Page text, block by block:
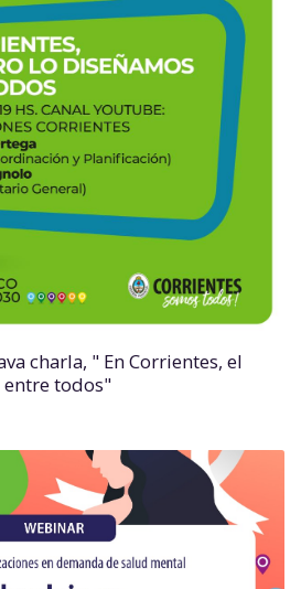
charla, " En Corrientes, el
todos"